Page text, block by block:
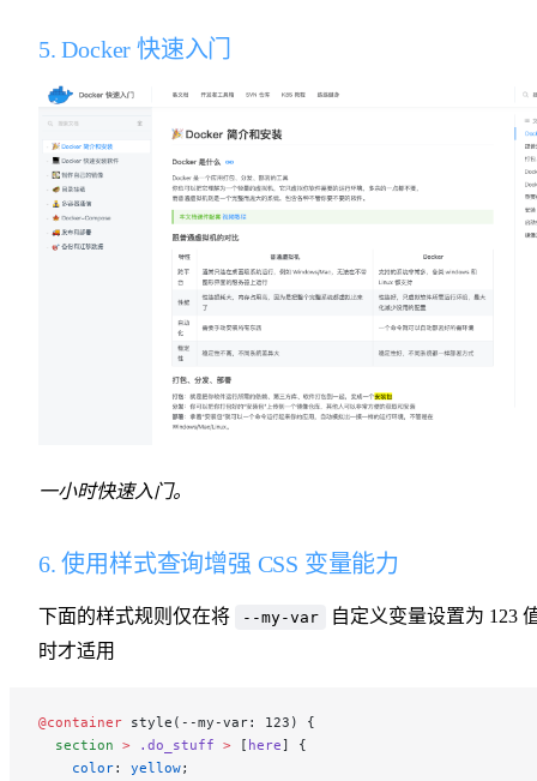
5. Docker 快速入门
一小时快速入门。
6. 使用样式查询增强 CSS 变量能力
下面的样式规则仅在将 --my-var
自定义变量设置为 123
时才适用
@container style(--my-var: 123) {
  section
> .do_stuff > [ here] {
    color
: yellow;